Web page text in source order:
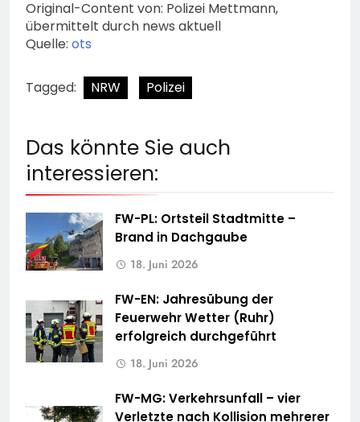
Original-Content von: Polizei Mettmann,
übermittelt durch news aktuell
Quelle: ots
Tagged: NRW Polizei
Das könnte Sie auch
interessieren:
FW-PL: Ortsteil Stadtmitte –
Brand in Dachgaube
18. Juni 2026
FW-EN: Jahresübung der
Feuerwehr Wetter (Ruhr)
erfolgreich durchgeführt
18. Juni 2026
FW-MG: Verkehrsunfall – vier
Verletzte nach Kollision mehrerer